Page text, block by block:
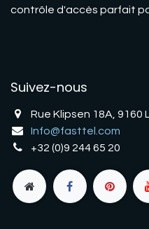
contrôle d'accès parfait
Suivez-nous
Rue Klipsen 18A, 9160
Info@fasttel.com
+32 (0)9 244 65 20